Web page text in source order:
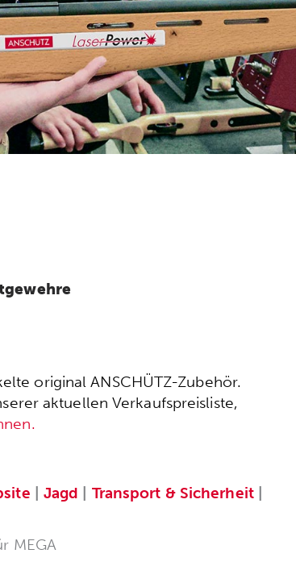
original ANSCHÜTZ-Zubehör.
aktuellen Verkaufspreisliste,
Jagd Transport & Sicherheit|
MEGA